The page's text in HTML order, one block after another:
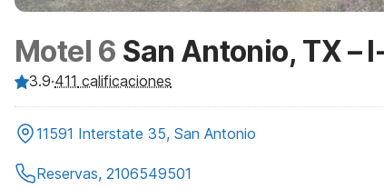
Motel 6 San Antonio, TX –
3.9·411 calificaciones
11591 Interstate 35, San Antonio
Reservas, 2106549501